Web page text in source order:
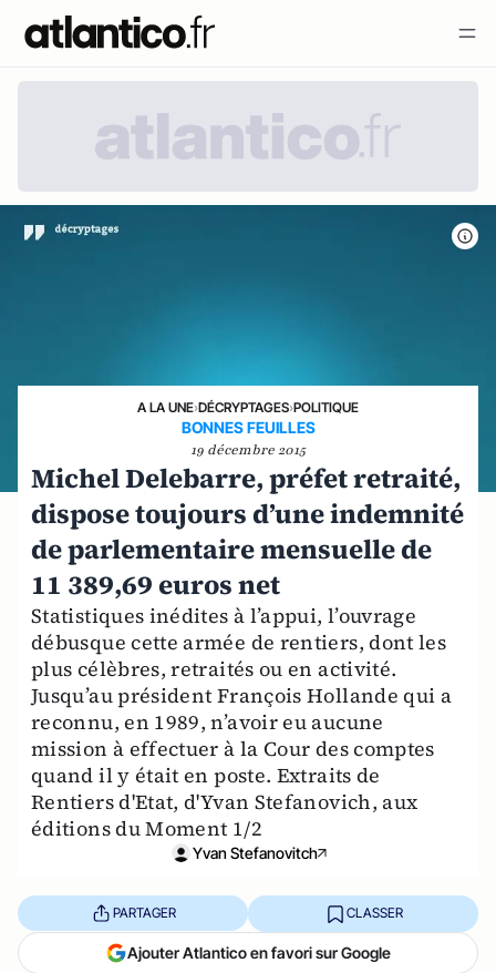
A LA UNE›DÉCRYPTAGES›POLITIQUE
BONNES FEUILLES
19 décembre 2015
Michel Delebarre, préfet retraité,
dispose toujours d’une indemnité
de parlementaire mensuelle de
11 389,69 euros net
Statistiques inédites à l’appui, l’ouvrage
débusque cette armée de rentiers, dont les
plus célèbres, retraités ou en activité.
Jusqu’au président François Hollande qui a
reconnu, en 1989, n’avoir eu aucune
mission à effectuer à la Cour des comptes
quand il y était en poste. Extraits de
Rentiers d'Etat, d'Yvan Stefanovich, aux
éditions du Moment 1/2
Yvan Stefanovitch
PARTAGER CLASSER
Ajouter Atlantico en favori sur Google